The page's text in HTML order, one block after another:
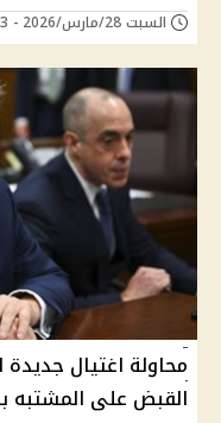
السبت 28/مارس/2026 - 11:43 م
محاولة اغتيال
القبض على المشتبه